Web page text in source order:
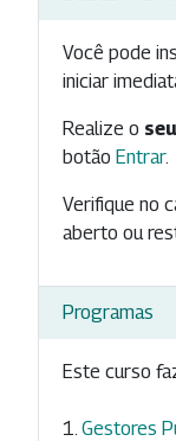
Você pode
iniciar
Realize o
botão Entrar.
Verifique no
aberto ou
Programas
Este curso
Gestores